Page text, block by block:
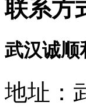
联系方
武汉诚顺
地址：